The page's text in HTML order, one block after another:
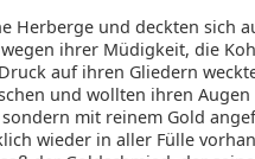
Herberge und deckten sich
ihrer Müdigkeit, die
auf ihren Gliedern
und wollten ihren
mit reinem Gold
wieder in aller Fülle